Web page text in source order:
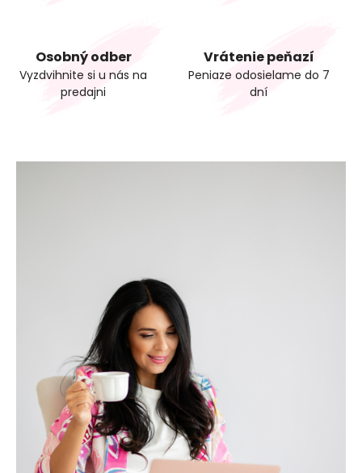
Osobný odber
Vyzdvihnite si u nás na
predajni
Vrátenie peňazí
Peniaze odosielame do 7
dní